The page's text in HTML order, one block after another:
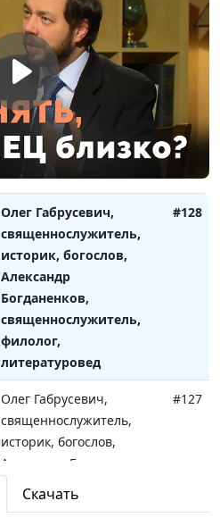
священнослужитель,
историк, богослов
Олег Габрусевич,
священнослужитель,
историк, богослов,
Александр Богданенков,
священнослужитель,
филолог, литературовед
#129
Олег Габрусевич,
священнослужитель,
историк, богослов,
Александр
Богданенков,
священнослужитель,
филолог,
литературовед
#128
Олег Габрусевич,
священнослужитель,
историк, богослов,
Александр Богданенков,
#127
Скачать